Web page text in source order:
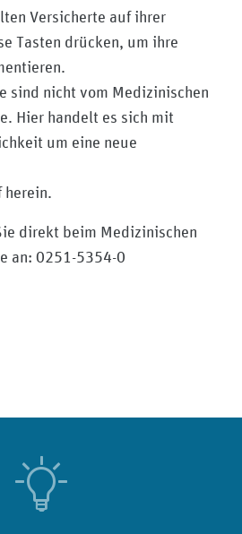
Versicherte auf ihrer
Tasten drücken, um ihre
sind nicht vom Medizinischen
Hier handelt es sich mit
um eine neue
herein.
direkt beim Medizinischen
an: 0251-5354-0